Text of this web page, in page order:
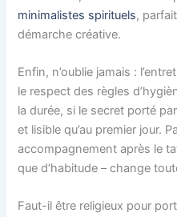
minimalistes spirituels,
démarche créative.
Enfin, n’oublie jamais :
le respect des règles
la durée, si le secret porté
et lisible qu’au premier jour.
accompagnement après le
que d’habitude – change
Faut-il être religieux pour